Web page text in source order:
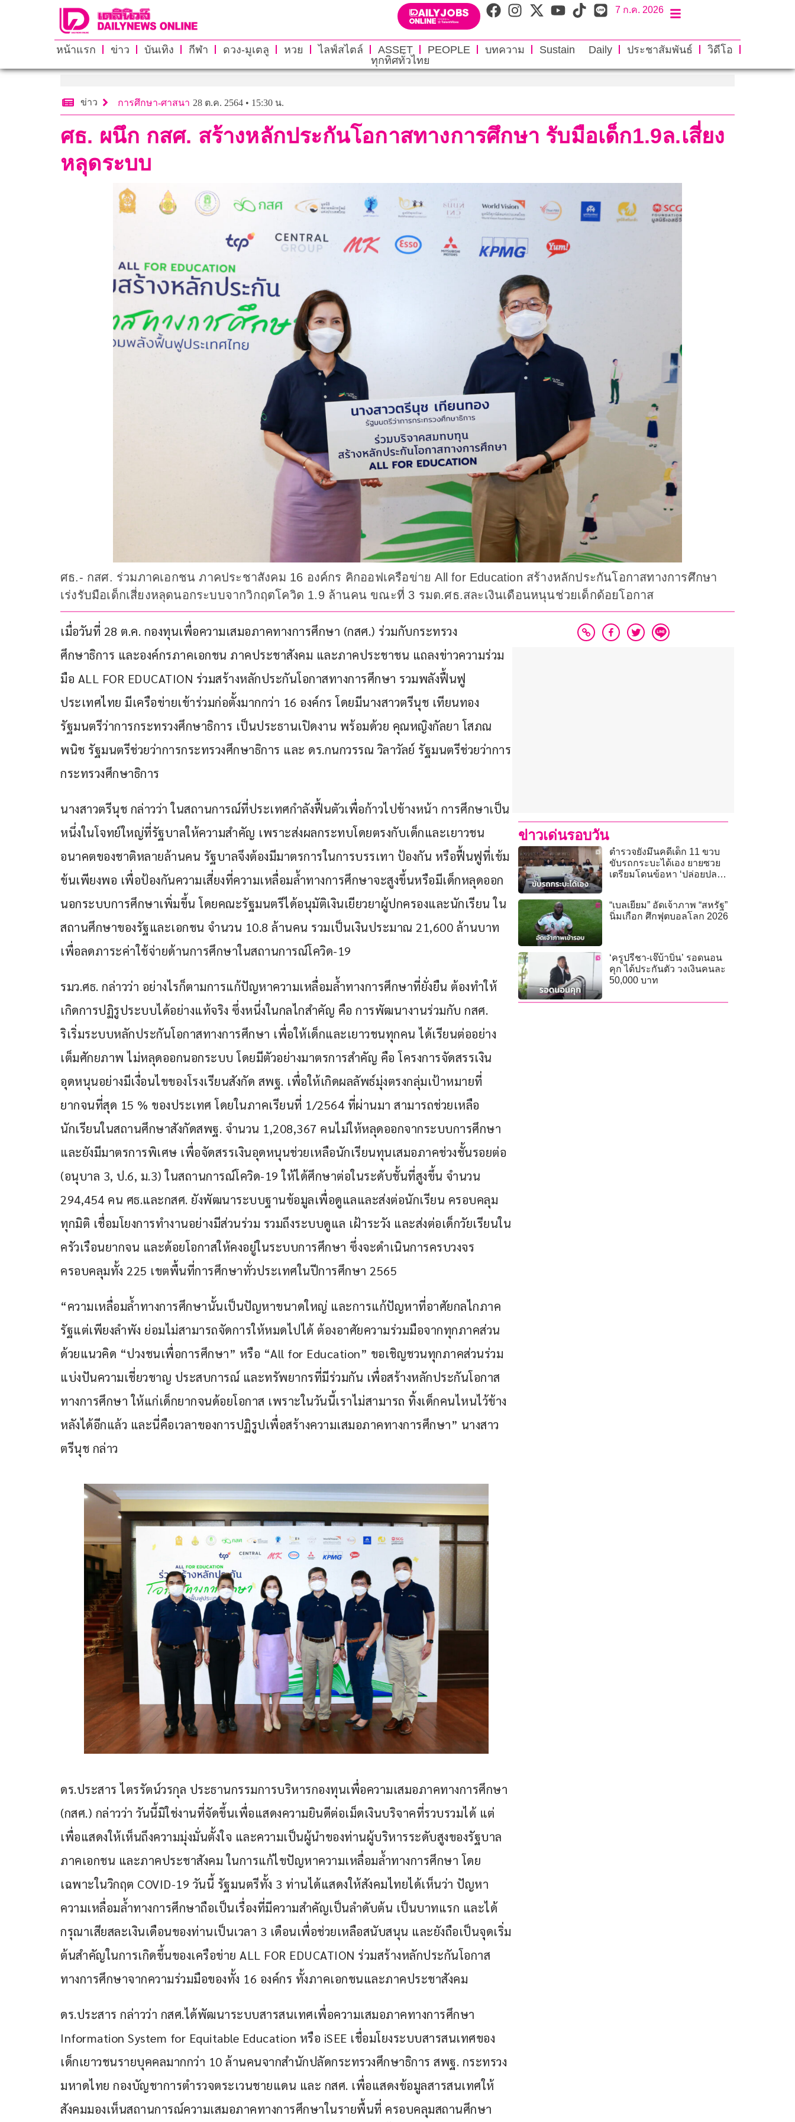
7 ก.ค. 2026
หน้าแรก ข่าว บันเทิง กีฬา ดวง-มูเตลู หวย ไลฟ์สไตล์ ASSET PEOPLE บทความ Sustain Daily ประชาสัมพันธ์
วิดีโอ
ทุกทิศทั่วไทย
ข่าว การศึกษา-ศาสนา 28 ต.ค. 2564 • 15:30 น.
ศธ. ผนึก กสศ. สร้างหลักประกันโอกาสทางการศึกษา รับมือเด็ก1.9ล.เสี่ยง
หลุดระบบ
ศธ.- กสศ. ร่วมภาคเอกชน ภาคประชาสังคม 16 องค์กร คิกออฟเครือข่าย All for Education สร้างหลักประกันโอกาสทางการศึกษา
เร่งรับมือเด็กเสี่ยงหลุดนอกระบบจากวิกฤตโควิด 1.9 ล้านคน ขณะที่ 3 รมต.ศธ.สละเงินเดือนหนุนช่วยเด็กด้อยโอกาส
เมื่อวันที่ 28 ต.ค. กองทุนเพื่อความเสมอภาคทางการศึกษา (กสศ.) ร่วมกับกระทรวง
ศึกษาธิการ และองค์กรภาคเอกชน ภาคประชาสังคม และภาคประชาชน แถลงข่าวความร่วม
มือ ALL FOR EDUCATION ร่วมสร้างหลักประกันโอกาสทางการศึกษา รวมพลังฟื้นฟู
ประเทศไทย มีเครือข่ายเข้าร่วมก่อตั้งมากกว่า 16 องค์กร โดยมีนางสาวตรีนุช เทียนทอง
รัฐมนตรีว่าการกระทรวงศึกษาธิการ เป็นประธานเปิดงาน พร้อมด้วย คุณหญิงกัลยา โสภณ
พนิช รัฐมนตรีช่วยว่าการกระทรวงศึกษาธิการ และ ดร.กนกวรรณ วิลาวัลย์ รัฐมนตรีช่วยว่าการ
กระทรวงศึกษาธิการ
นางสาวตรีนุช กล่าวว่า ในสถานการณ์ที่ประเทศกำลังฟื้นตัวเพื่อก้าวไปข้างหน้า การศึกษาเป็น
หนึ่งในโจทย์ใหญ่ที่รัฐบาลให้ความสำคัญ เพราะส่งผลกระทบโดยตรงกับเด็กและเยาวชน
อนาคตของชาติหลายล้านคน รัฐบาลจึงต้องมีมาตรการในการบรรเทา ป้องกัน หรือฟื้นฟูที่เข้ม
ข้นเพียงพอ เพื่อป้องกันความเสี่ยงที่ความเหลื่อมล้ำทางการศึกษาจะสูงขึ้นหรือมีเด็กหลุดออก
นอกระบบการศึกษาเพิ่มขึ้น โดยคณะรัฐมนตรีได้อนุมัติเงินเยียวยาผู้ปกครองและนักเรียน ใน
สถานศึกษาของรัฐและเอกชน จำนวน 10.8 ล้านคน รวมเป็นเงินประมาณ 21,600 ล้านบาท
เพื่อลดภาระค่าใช้จ่ายด้านการศึกษาในสถานการณ์โควิด-19
รมว.ศธ. กล่าวว่า อย่างไรก็ตามการแก้ปัญหาความเหลื่อมล้ำทางการศึกษาที่ยั่งยืน ต้องทำให้
เกิดการปฏิรูประบบได้อย่างแท้จริง ซึ่งหนึ่งในกลไกสำคัญ คือ การพัฒนางานร่วมกับ กสศ.
ริเริ่มระบบหลักประกันโอกาสทางการศึกษา เพื่อให้เด็กและเยาวชนทุกคน ได้เรียนต่ออย่าง
เต็มศักยภาพ ไม่หลุดออกนอกระบบ โดยมีตัวอย่างมาตรการสำคัญ คือ โครงการจัดสรรเงิน
อุดหนุนอย่างมีเงื่อนไขของโรงเรียนสังกัด สพฐ. เพื่อให้เกิดผลลัพธ์มุ่งตรงกลุ่มเป้าหมายที่
ยากจนที่สุด 15 % ของประเทศ โดยในภาคเรียนที่ 1/2564 ที่ผ่านมา สามารถช่วยเหลือ
นักเรียนในสถานศึกษาสังกัดสพฐ. จำนวน 1,208,367 คนไม่ให้หลุดออกจากระบบการศึกษา
และยังมีมาตรการพิเศษ เพื่อจัดสรรเงินอุดหนุนช่วยเหลือนักเรียนทุนเสมอภาคช่วงชั้นรอยต่อ
(อนุบาล 3, ป.6, ม.3) ในสถานการณ์โควิด-19 ให้ได้ศึกษาต่อในระดับชั้นที่สูงขึ้น จำนวน
294,454 คน ศธ.และกสศ. ยังพัฒนาระบบฐานข้อมูลเพื่อดูแลและส่งต่อนักเรียน ครอบคลุม
ทุกมิติ เชื่อมโยงการทำงานอย่างมีส่วนร่วม รวมถึงระบบดูแล เฝ้าระวัง และส่งต่อเด็กวัยเรียนใน
ครัวเรือนยากจน และด้อยโอกาสให้คงอยู่ในระบบการศึกษา ซึ่งจะดำเนินการครบวงจร
ครอบคลุมทั้ง 225 เขตพื้นที่การศึกษาทั่วประเทศในปีการศึกษา 2565
“ความเหลื่อมล้ำทางการศึกษานั้นเป็นปัญหาขนาดใหญ่ และการแก้ปัญหาที่อาศัยกลไกภาค
รัฐแต่เพียงลำพัง ย่อมไม่สามารถจัดการให้หมดไปได้ ต้องอาศัยความร่วมมือจากทุกภาคส่วน
ด้วยแนวคิด “ปวงชนเพื่อการศึกษา” หรือ “All for Education” ขอเชิญชวนทุกภาคส่วนร่วม
แบ่งปันความเชี่ยวชาญ ประสบการณ์ และทรัพยากรที่มีร่วมกัน เพื่อสร้างหลักประกันโอกาส
ทางการศึกษา ให้แก่เด็กยากจนด้อยโอกาส เพราะในวันนี้เราไม่สามารถ ทิ้งเด็กคนไหนไว้ข้าง
หลังได้อีกแล้ว และนี่คือเวลาของการปฏิรูปเพื่อสร้างความเสมอภาคทางการศึกษา” นางสาว
ตรีนุช กล่าว
ดร.ประสาร ไตรรัตน์วรกุล ประธานกรรมการบริหารกองทุนเพื่อความเสมอภาคทางการศึกษา
(กสศ.) กล่าวว่า วันนี้มิใช่งานที่จัดขึ้นเพื่อแสดงความยินดีต่อเม็ดเงินบริจาคที่รวบรวมได้ แต่
เพื่อแสดงให้เห็นถึงความมุ่งมั่นตั้งใจ และความเป็นผู้นำของท่านผู้บริหารระดับสูงของรัฐบาล
ภาคเอกชน และภาคประชาสังคม ในการแก้ไขปัญหาความเหลื่อมล้ำทางการศึกษา โดย
เฉพาะในวิกฤต COVID-19 วันนี้ รัฐมนตรีทั้ง 3 ท่านได้แสดงให้สังคมไทยได้เห็นว่า ปัญหา
ความเหลื่อมล้ำทางการศึกษาถือเป็นเรื่องที่มีความสำคัญเป็นลำดับต้น เป็นบาทแรก และได้
กรุณาเสียสละเงินเดือนของท่านเป็นเวลา 3 เดือนเพื่อช่วยเหลือสนับสนุน และยังถือเป็นจุดเริ่ม
ต้นสำคัญในการเกิดขึ้นของเครือข่าย ALL FOR EDUCATION ร่วมสร้างหลักประกันโอกาส
ทางการศึกษาจากความร่วมมือของทั้ง 16 องค์กร ทั้งภาคเอกชนและภาคประชาสังคม
ดร.ประสาร กล่าวว่า กสศ.ได้พัฒนาระบบสารสนเทศเพื่อความเสมอภาคทางการศึกษา
Information System for Equitable Education หรือ iSEE เชื่อมโยงระบบสารสนเทศของ
เด็กเยาวชนรายบุคคลมากกว่า 10 ล้านคนจากสำนักปลัดกระทรวงศึกษาธิการ สพฐ. กระทรวง
มหาดไทย กองบัญชาการตำรวจตระเวนชายแดน และ กสศ. เพื่อแสดงข้อมูลสารสนเทศให้
สังคมมองเห็นสถานการณ์ความเสมอภาคทางการศึกษาในรายพื้นที่ ครอบคลุมสถานศึกษา
ข่าวเด่นรอบวัน
ตำรวจยังมึนคดีเด็ก 11 ขวบ
ขับรถกระบะได้เอง ยายซวย
เตรียมโดนข้อหา ‘ปล่อยปละ
“เบลเยียม” อัดเจ้าภาพ “สหรัฐ”
นิ่มเกือก ศึกฟุตบอลโลก 2026
‘ครูปรีชา-เจ๊บ้าบิ่น’ รอดนอน
คุก ได้ประกันตัว วงเงินคนละ
50,000 บาท